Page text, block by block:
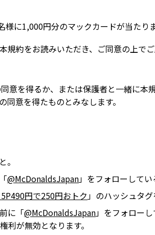
に1,000円分のマックカードが当たりま
規約をお読みいただき、ご同意の上で
意を得るか、または保護者と一緒に本
意を得たものとみなします。
。
@McDonaldsJapan」をフォローしてい
円で250円おトク」のハッシュタグ
に「@McDonaldsJapan」をフォロー
利が無効となります。